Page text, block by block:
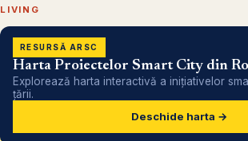
LIVING
RESURSĂ ARSC
Harta Proiectelor Smart City din
Explorează harta interactivă a inițiativelor
țării.
Deschide harta →